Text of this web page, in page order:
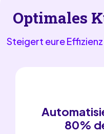
Optimales
Steigert eure
80%